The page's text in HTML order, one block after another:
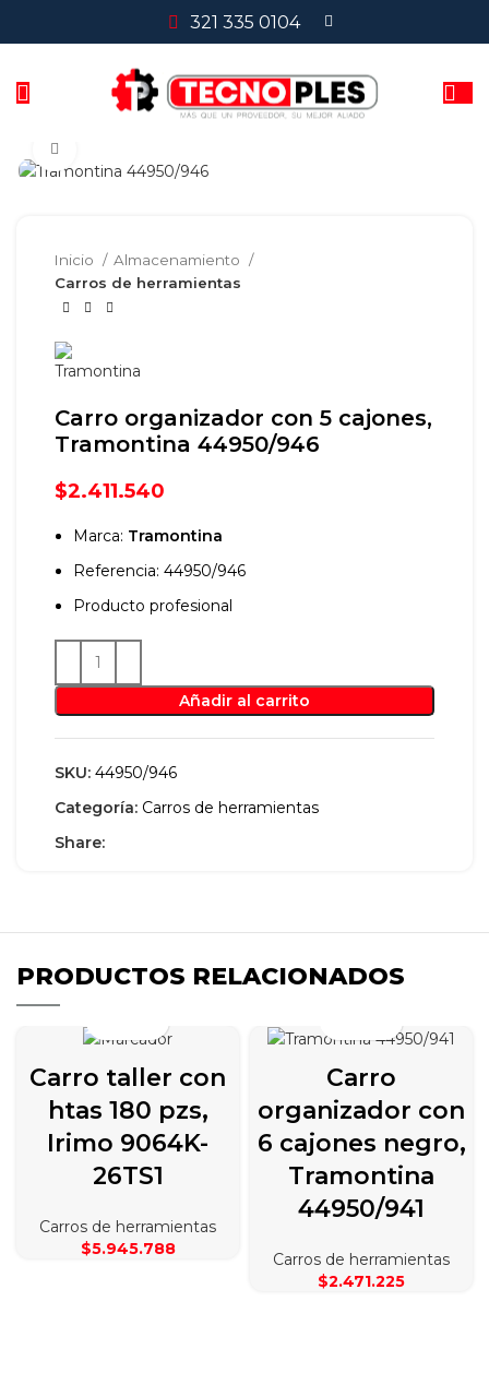
321 335 0104
Inicio
Almacenamiento
Carros de herramientas
Carro organizador con 5 cajones,
Tramontina 44950/946
$2.411.540
Marca: Tramontina
Referencia: 44950/946
Producto profesional
Añadir al carrito
SKU: 44950/946
Categoría: Carros de herramientas
Share:
PRODUCTOS RELACIONADOS
Carro taller con
htas 180 pzs,
Irimo 9064K-
26TS1
Carros de herramientas
$5.945.788
Carro
organizador con
6 cajones negro,
Tramontina
44950/941
Carros de herramientas
$2.471.225